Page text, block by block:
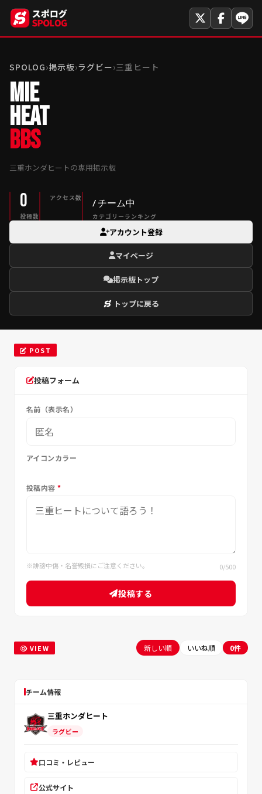
SPOLOG›掲示板›ラグビー›三重ヒート
MIE
HEAT
BBS
三重ホンダヒートの専用掲示板
0
投稿数
アクセス数
/ チーム中
カテゴリーランキング
アカウント登録
マイページ
掲示板トップ
トップに戻る
POST
投稿フォーム
名前（表示名）
アイコンカラー
投稿内容*
※誹謗中傷・名誉毀損にご注意ください。 0/500
投稿する
VIEW 新しい順 いいね順 0件
チーム情報
三重ホンダヒート
ラグビー
口コミ・レビュー
公式サイト